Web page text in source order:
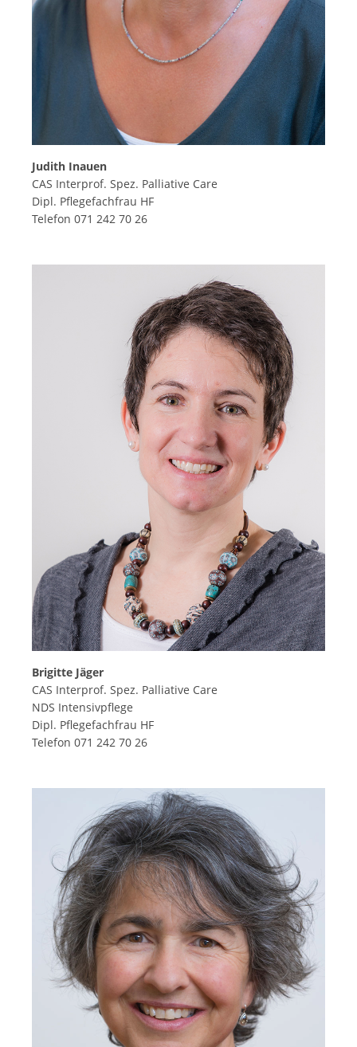
Judith Inauen
CAS Interprof. Spez. Palliative Care
Dipl. Pflegefachfrau HF
Telefon 071 242 70 26
Brigitte Jäger
CAS Interprof. Spez. Palliative Care
NDS Intensivpflege
Dipl. Pflegefachfrau HF
Telefon 071 242 70 26